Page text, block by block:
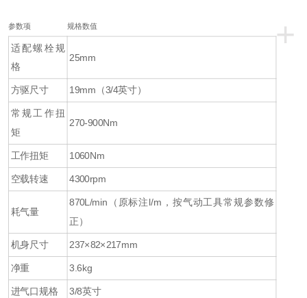
+
参数项 规格数值
适配螺栓规
格
25mm
方驱尺寸 19mm（3/4英寸）
常规工作扭
矩
270-900Nm
工作扭矩 1060Nm
空载转速 4300rpm
耗气量
870L/min（原标注l/m，按气动工具常规参数修
正）
机身尺寸 237×82×217mm
净重 3.6kg
进气口规格 3/8英寸